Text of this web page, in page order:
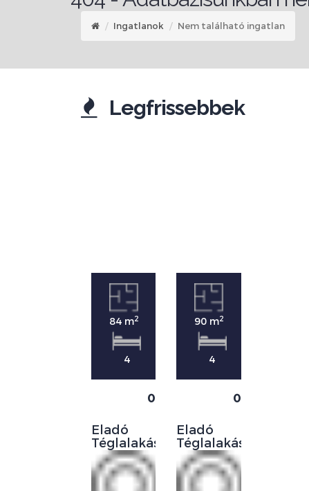
Ingatlanok Nem található ingatlan
Legfrissebbek
84 m2
4
0
Eladó
Téglalakás
90 m2
4
0
Eladó
Téglalakás